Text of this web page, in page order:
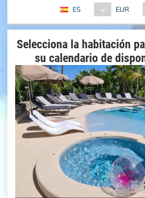
ES EUR
Selecciona la habitación
su calendario de